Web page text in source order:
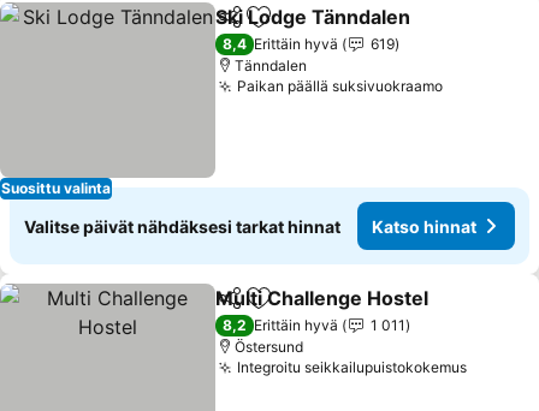
Suosittu valinta
Jaa Lisää suosikkeihin
Ski Lodge Tänndalen
8,4 Erittäin hyvä
619
Tänndalen
Paikan päällä suksivuokraamo
Valitse päivät nähdäksesi tarkat hinnat Katso hinnat
Jaa Lisää suosikkeihin
Multi Challenge Hostel
8,2 Erittäin hyvä
1 011
Östersund
Integroitu seikkailupuistokokemus